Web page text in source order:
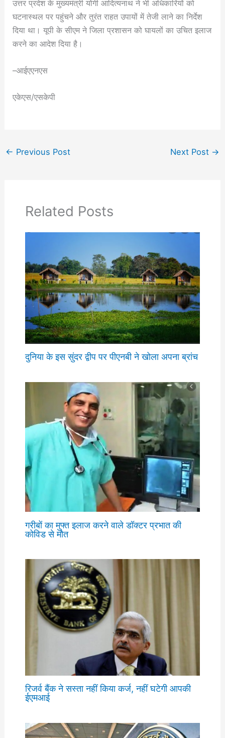
उत्तर प्रदेश के मुख्यमंत्री योगी आदित्यनाथ ने भी अधिकारियों को
घटनास्थल पर पहुंचने और तुरंत राहत उपायों में तेजी लाने का निर्देश
दिया था। यूपी के सीएम ने जिला प्रशासन को घायलों का उचित इलाज
करने का आदेश दिया है।
–आईएएनएस
एकेएस/एसकेपी
← Previous Post Next Post →
Related Posts
दुनिया के इस सुंदर द्वीप पर पीएनबी ने खोला अपना ब्रांच
गरीबों का मुफ्त इलाज करने वाले डॉक्टर प्रभात की
कोविड से मौत
रिजर्व बैंक ने सस्ता नहीं किया कर्ज, नहीं घटेगी आपकी
ईएमआई